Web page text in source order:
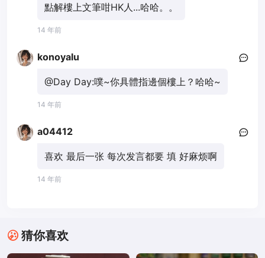
點解樓上文筆咁HK人...哈哈。。
14 年前
konoyalu
@Day Day:噗~你具體指邊個樓上？哈哈~
14 年前
a04412
喜欢 最后一张 每次发言都要 填 好麻烦啊
14 年前
猜你喜欢